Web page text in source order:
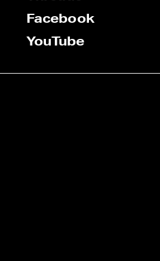
Facebook
YouTube